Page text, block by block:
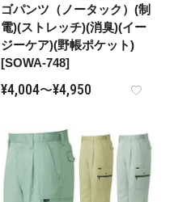
ゴパンツ（ノータック）(制
電)(ストレッチ)(消臭)(イー
ジーケア)(野帳ポケット)
[SOWA-748]
¥4,004〜¥4,950